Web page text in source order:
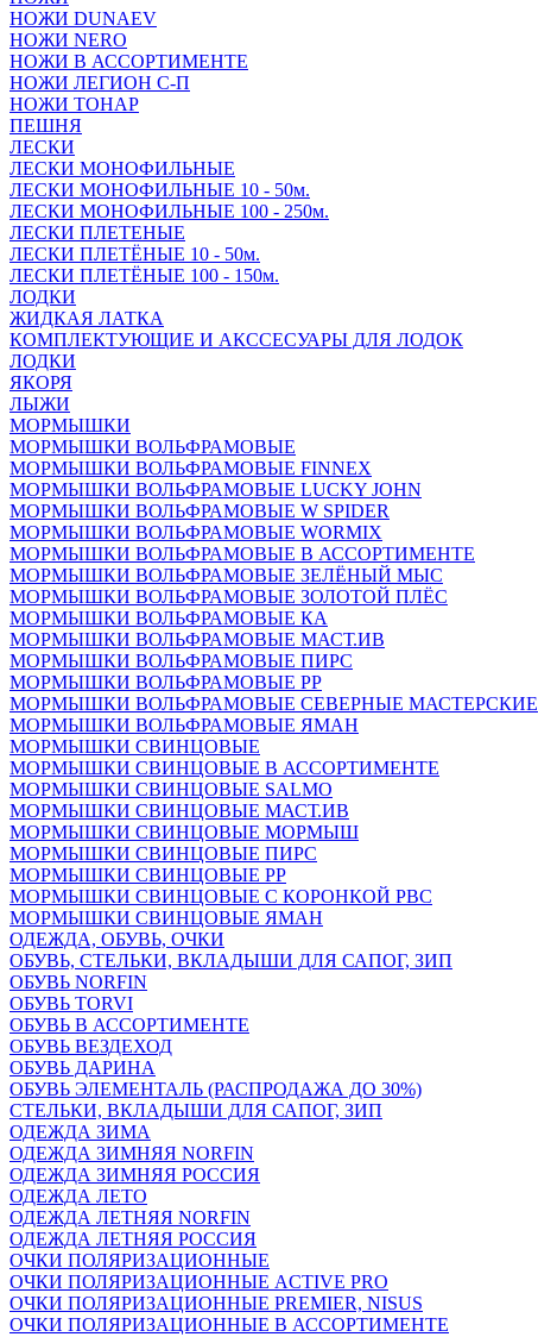
НОЖИ DUNAEV
НОЖИ NERO
НОЖИ В АССОРТИМЕНТЕ
НОЖИ ЛЕГИОН С-П
НОЖИ ТОНАР
ПЕШНЯ
ЛЕСКИ
ЛЕСКИ МОНОФИЛЬНЫЕ
ЛЕСКИ МОНОФИЛЬНЫЕ 10 - 50м.
ЛЕСКИ МОНОФИЛЬНЫЕ 100 - 250м.
ЛЕСКИ ПЛЕТЕНЫЕ
ЛЕСКИ ПЛЕТЁНЫЕ 10 - 50м.
ЛЕСКИ ПЛЕТЁНЫЕ 100 - 150м.
ЛОДКИ
ЖИДКАЯ ЛАТКА
КОМПЛЕКТУЮЩИЕ И АКССЕСУАРЫ ДЛЯ ЛОДОК
ЛОДКИ
ЯКОРЯ
ЛЫЖИ
МОРМЫШКИ
МОРМЫШКИ ВОЛЬФРАМОВЫЕ
МОРМЫШКИ ВОЛЬФРАМОВЫЕ FINNEX
МОРМЫШКИ ВОЛЬФРАМОВЫЕ LUCKY JOHN
МОРМЫШКИ ВОЛЬФРАМОВЫЕ W SPIDER
МОРМЫШКИ ВОЛЬФРАМОВЫЕ WORMIX
МОРМЫШКИ ВОЛЬФРАМОВЫЕ В АССОРТИМЕНТЕ
МОРМЫШКИ ВОЛЬФРАМОВЫЕ ЗЕЛЁНЫЙ МЫС
МОРМЫШКИ ВОЛЬФРАМОВЫЕ ЗОЛОТОЙ ПЛЁС
МОРМЫШКИ ВОЛЬФРАМОВЫЕ КА
МОРМЫШКИ ВОЛЬФРАМОВЫЕ МАСТ.ИВ
МОРМЫШКИ ВОЛЬФРАМОВЫЕ ПИРС
МОРМЫШКИ ВОЛЬФРАМОВЫЕ РР
МОРМЫШКИ ВОЛЬФРАМОВЫЕ СЕВЕРНЫЕ МАСТЕРСКИЕ
МОРМЫШКИ ВОЛЬФРАМОВЫЕ ЯМАН
МОРМЫШКИ СВИНЦОВЫЕ
МОРМЫШКИ СВИНЦОВЫЕ В АССОРТИМЕНТЕ
МОРМЫШКИ СВИНЦОВЫЕ SALMO
МОРМЫШКИ СВИНЦОВЫЕ МАСТ.ИВ
МОРМЫШКИ СВИНЦОВЫЕ МОРМЫШ
МОРМЫШКИ СВИНЦОВЫЕ ПИРС
МОРМЫШКИ СВИНЦОВЫЕ РР
МОРМЫШКИ СВИНЦОВЫЕ С КОРОНКОЙ РВС
МОРМЫШКИ СВИНЦОВЫЕ ЯМАН
ОДЕЖДА, ОБУВЬ, ОЧКИ
ОБУВЬ, СТЕЛЬКИ, ВКЛАДЫШИ ДЛЯ САПОГ, ЗИП
ОБУВЬ NORFIN
ОБУВЬ TORVI
ОБУВЬ В АССОРТИМЕНТЕ
ОБУВЬ ВЕЗДЕХОД
ОБУВЬ ДАРИНА
ОБУВЬ ЭЛЕМЕНТАЛЬ (РАСПРОДАЖА ДО 30%)
СТЕЛЬКИ, ВКЛАДЫШИ ДЛЯ САПОГ, ЗИП
ОДЕЖДА ЗИМА
ОДЕЖДА ЗИМНЯЯ NORFIN
ОДЕЖДА ЗИМНЯЯ РОССИЯ
ОДЕЖДА ЛЕТО
ОДЕЖДА ЛЕТНЯЯ NORFIN
ОДЕЖДА ЛЕТНЯЯ РОССИЯ
ОЧКИ ПОЛЯРИЗАЦИОННЫЕ
ОЧКИ ПОЛЯРИЗАЦИОННЫЕ ACTIVE PRO
ОЧКИ ПОЛЯРИЗАЦИОННЫЕ PREMIER, NISUS
ОЧКИ ПОЛЯРИЗАЦИОННЫЕ В АССОРТИМЕНТЕ